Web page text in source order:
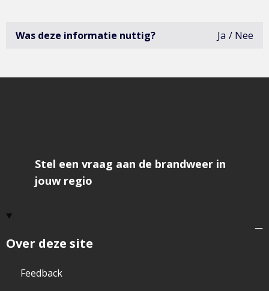
Was deze informatie nuttig? Ja Nee
Over deze site
Feedback
Stel een vraag aan de brandweer in
jouw regio